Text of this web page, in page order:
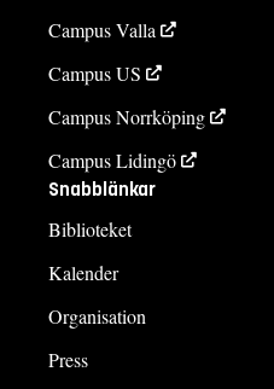
Campus Valla
Campus US
Campus Norrköping
Campus Lidingö
Snabblänkar
Biblioteket
Kalender
Organisation
Press